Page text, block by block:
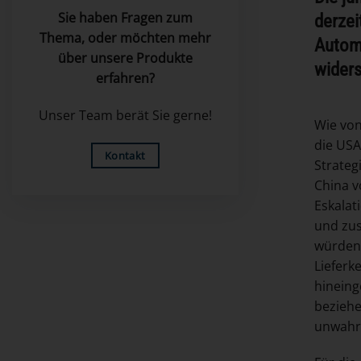
Sie haben Fragen zum
Thema, oder möchten mehr
über unsere Produkte
erfahren?
Unser Team berät Sie gerne!
Kontakt
Wie
die
China
und